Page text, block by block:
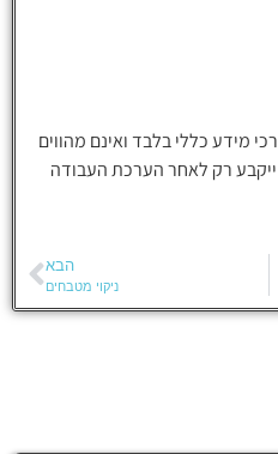
מידע כללי בלבד ואינם מהווים
ייקבע רק לאחר הערכת העבודה
הבא
ניקוי מטבחים